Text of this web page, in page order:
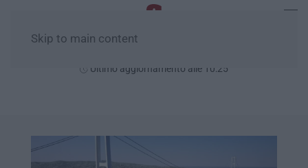
Skip to main content
Ultimo aggiornamento alle 10:25